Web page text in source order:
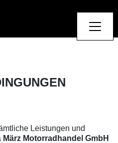
Leistungen und
März Motorradhandel GmbH